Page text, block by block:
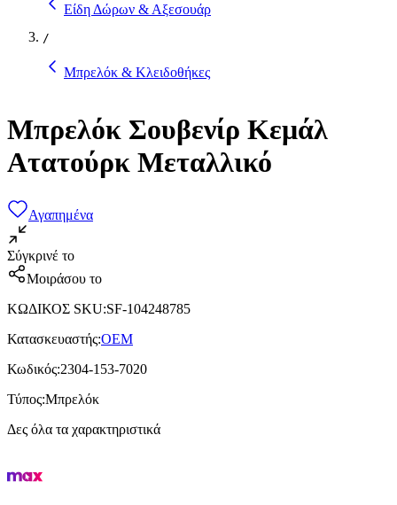
Είδη Δώρων & Αξεσουάρ
/
Μπρελόκ & Κλειδοθήκες
Μπρελόκ Σουβενίρ Κεμάλ
Ατατούρκ Μεταλλικό
Αγαπημένα
Σύγκρινέ το
Μοιράσου το
ΚΩΔΙΚΟΣ SKU:SF-104248785
Κατασκευαστής:OEM
Κωδικός:2304-153-7020
Τύπος:Μπρελόκ
Δες όλα τα χαρακτηριστικά